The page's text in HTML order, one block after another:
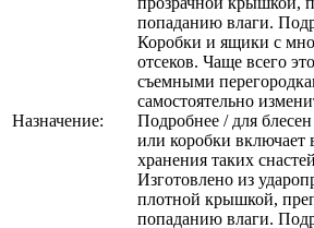
Назначение:
попаданию влаги.
Коробки и ящики с
отсеков. Чаще всего
съемными
самостоятельно
Подробнее / для
или коробки включает
хранения таких
Изготовлено из
плотной крышкой,
попаданию влаги.